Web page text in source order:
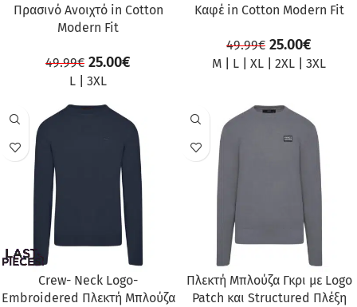
Πρασινό Ανοιχτό in Cotton
Modern Fit
49.99€ 25.00€
L 3XL
Καφέ in Cotton Modern Fit
49.99€ 25.00€
M L XL 2XL 3XL
ΠΡΟΣΦΟΡΆ
Crew- Neck Logo-
Embroidered Πλεκτή Μπλούζα
ΠΡΟΣΦΟΡΆ
Πλεκτή Μπλούζα Γκρι με Logo
Patch και Structured Πλέξη